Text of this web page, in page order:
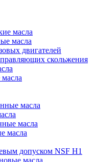
масла
масла
двигателей
скольжения
масла
масла
масла
допуском NSF H1
масла